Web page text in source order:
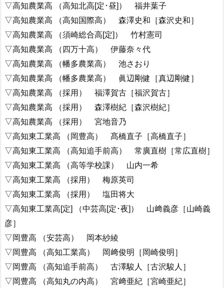
▽高知農業高 （高知北高[定･昼]） 福井葉子
▽高知農業高 （高知国際高） 森澤史和［森沢史和］
▽高知農業高 （須崎総合高[定]） 竹村憲司
▽高知農業高 （四万十高） 伊藤奈々代
▽高知農業高 （幡多農業高） 池さおり
▽高知農業高 （幡多農業高） 眞辺剛健［真辺剛健］
▽高知農業高 （採用） 福澤賀古［福沢賀古］
▽高知農業高 （採用） 森澤樹紀［森沢樹紀］
▽高知農業高 （採用） 宮地音乃
▽高知東工業高 （岡豊高） 髙橋直子［高橋直子］
▽高知東工業高 （高知追手前高） 常廣直樹［常広直樹］
▽高知東工業高 （高等学校課） 山内一希
▽高知東工業高 （採用） 梅原英司
▽高知東工業高 （採用） 塩田将大
▽高知東工業高[定] （中芸高[定･夜]） 山﨑義彦［山崎義
彦］
▽岡豊高 （安芸高） 岡本紗綾
▽岡豊高 （高知工業高） 岡﨑俊明［岡崎俊明］
▽岡豊高 （高知追手前高） 古澤駿人［古沢駿人］
▽岡豊高 （高知丸の内高） 宮﨑亜紀［宮崎亜紀］